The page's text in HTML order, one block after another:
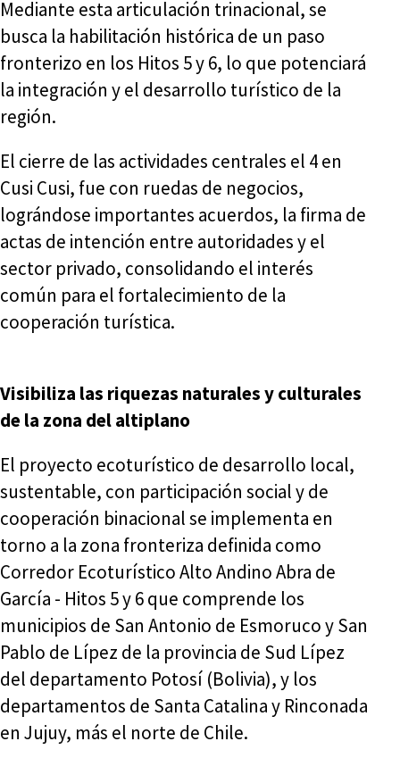
Mediante esta articulación trinacional, se
busca la habilitación histórica de un paso
fronterizo en los Hitos 5 y 6, lo que potenciará
la integración y el desarrollo turístico de la
región.
El cierre de las actividades centrales el 4 en
Cusi Cusi, fue con ruedas de negocios,
lográndose importantes acuerdos, la firma de
actas de intención entre autoridades y el
sector privado, consolidando el interés
común para el fortalecimiento de la
cooperación turística.
Visibiliza las riquezas naturales y culturales
de la zona del altiplano
El proyecto ecoturístico de desarrollo local,
sustentable, con participación social y de
cooperación binacional se implementa en
torno a la zona fronteriza definida como
Corredor Ecoturístico Alto Andino Abra de
García - Hitos 5 y 6 que comprende los
municipios de San Antonio de Esmoruco y San
Pablo de Lípez de la provincia de Sud Lípez
del departamento Potosí (Bolivia), y los
departamentos de Santa Catalina y Rinconada
en Jujuy, más el norte de Chile.